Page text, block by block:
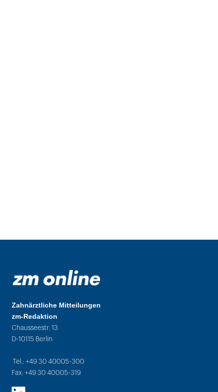
Zahnärztliche Mitteilungen
zm-Redaktion
Chausseestr. 13
D-10115 Berlin
Tel.: +49 30 40005-300
Fax: +49 30 40005-319